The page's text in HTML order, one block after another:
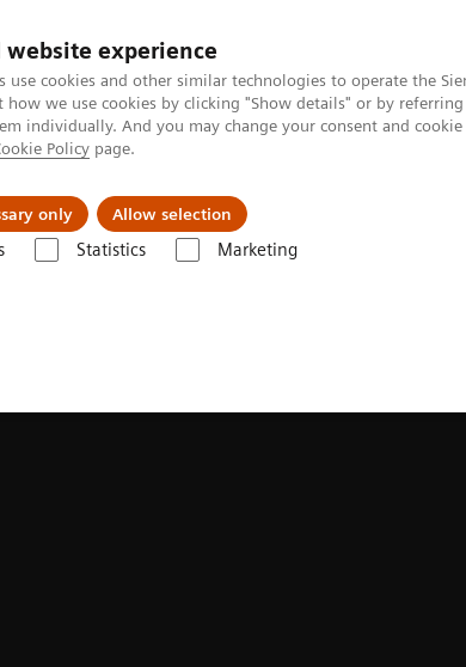
website experience
use cookies and other similar technologies to operate the
how we use cookies by clicking "Show details" or by
individually. And you may change your consent and
Policy page.
only Allow selection
Statistics Marketing
Produkte & Services